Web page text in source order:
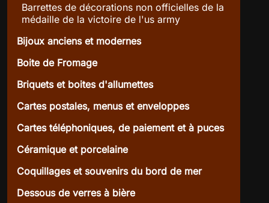
Barrettes de décorations non officielles de la
médaille de la victoire de l'us army
Bijoux anciens et modernes
Boite de Fromage
Briquets et boites d'allumettes
Cartes postales, menus et enveloppes
Cartes téléphoniques, de paiement et à puces
Céramique et porcelaine
Coquillages et souvenirs du bord de mer
Dessous de verres à bière